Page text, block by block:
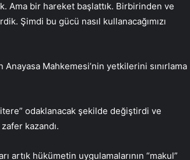
Ama bir hareket başlattık. Birbirinden ve
Şimdi bu gücü nasıl kullanacağımızı
Mahkemesi’nin yetkilerini sınırlama
odaklanacak şekilde değiştirdi ve
kazandı.
artık hükümetin uygulamalarının “makul”